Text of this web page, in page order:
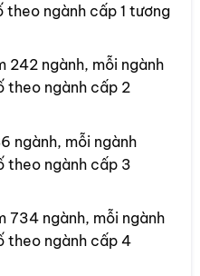
theo ngành cấp 1 tương
242 ngành, mỗi ngành
theo ngành cấp 2
ngành, mỗi ngành
theo ngành cấp 3
734 ngành, mỗi ngành
theo ngành cấp 4